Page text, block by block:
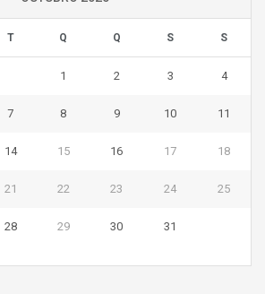
T Q Q S S
1 2 3 4
7 8 9 10 11
14 15 16 17 18
21 22 23 24 25
28 29 30 31